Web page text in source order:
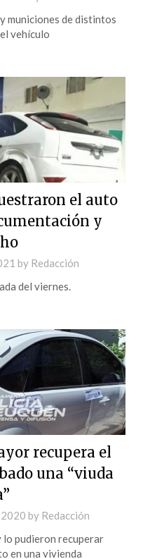
municiones de distintos
vehículo
el auto
y
by Redacción
del viernes.
recupera el
una “viuda
by Redacción
pudieron recuperar
en una vivienda